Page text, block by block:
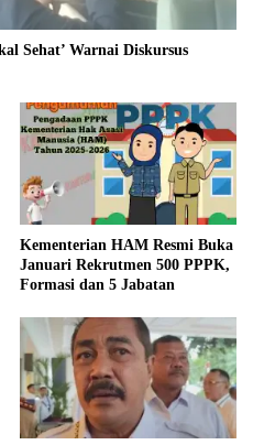
Sehat’ Warnai Diskursus
Kementerian HAM Resmi Buka
Januari Rekrutmen 500 PPPK,
Formasi dan 5 Jabatan